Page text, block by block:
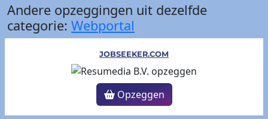
Andere opzeggingen uit dezelfde
categorie: Webportal
JOBSEEKER.COM
Opzeggen